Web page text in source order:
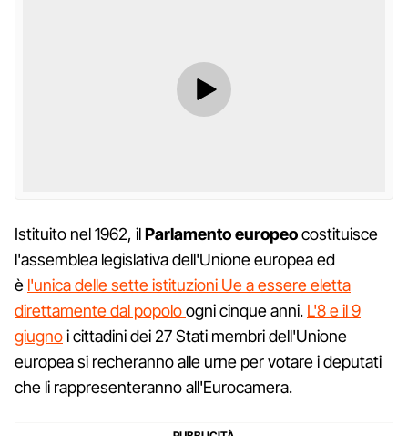
Istituito nel 1962, ilParlamento europeocostituisce
l'assemblea legislativa dell'Unione europea ed
è l'unica delle sette istituzioni Ue a essere eletta
direttamente dal popoloogni cinque anni. L'8 e il 9
giugnoi cittadini dei 27 Stati membri dell'Unione
europea si recheranno alle urne per votare i deputati
che li rappresenteranno all'Eurocamera.